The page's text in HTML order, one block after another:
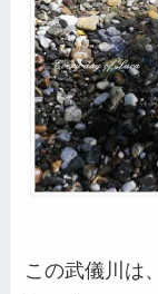
この武儀川は